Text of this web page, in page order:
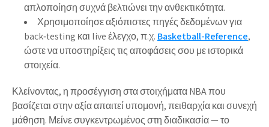
απλοποίηση συχνά βελτιώνει την ανθεκτικότητα.
Χρησιμοποίησε αξιόπιστες πηγές δεδομένων για
back‑testing και live έλεγχο, π.χ. Basketball-Reference,
ώστε να υποστηρίξεις τις αποφάσεις σου με ιστορικά
στοιχεία.
Κλείνοντας, η προσέγγιση στα στοιχήματα NBA που
βασίζεται στην αξία απαιτεί υπομονή, πειθαρχία και συνεχή
μάθηση. Μείνε συγκεντρωμένος στη διαδικασία — το